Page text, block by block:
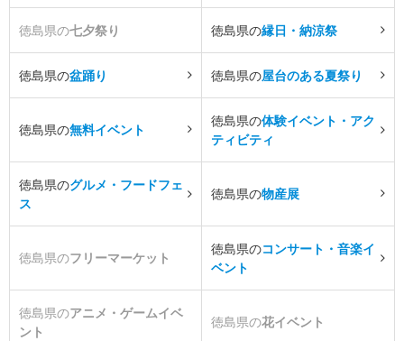
徳島県の七夕祭り 徳島県の縁日・納涼祭
徳島県の盆踊り 徳島県の屋台のある夏祭り
徳島県の無料イベント
徳島県の体験イベント・アク
ティビティ
徳島県のグルメ・フードフェ
ス
徳島県の物産展
徳島県のフリーマーケット
徳島県のコンサート・音楽イ
ベント
徳島県のアニメ・ゲームイベ
ント
徳島県の花イベント